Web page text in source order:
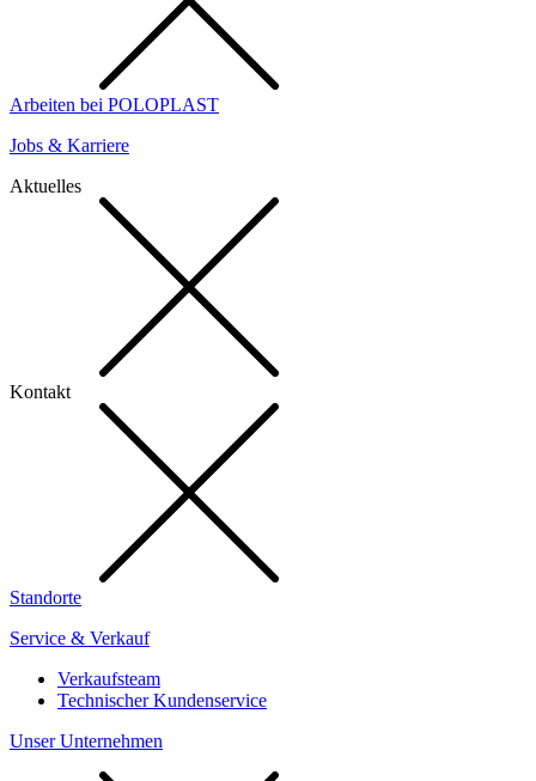
Arbeiten bei POLOPLAST
Jobs & Karriere
Aktuelles
Kontakt
Standorte
Service & Verkauf
Verkaufsteam
Technischer Kundenservice
Unser Unternehmen